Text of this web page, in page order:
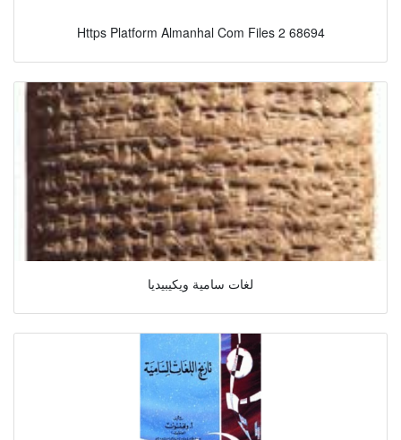
Https Platform Almanhal Com Files 2 68694
لغات سامية ويكيبيديا